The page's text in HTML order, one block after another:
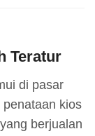
Teratur
di pasar
penataan kios
berjualan